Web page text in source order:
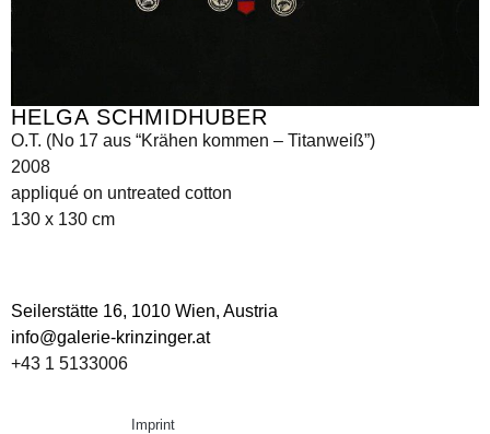
HELGA SCHMIDHUBER
O.T. (No 17 aus “Krähen kommen – Titanweiß”)
2008
appliqué on untreated cotton
130 x 130 cm
Seilerstätte 16, 1010 Wien, Austria
info@galerie-krinzinger.at
+43 1 5133006
Imprint